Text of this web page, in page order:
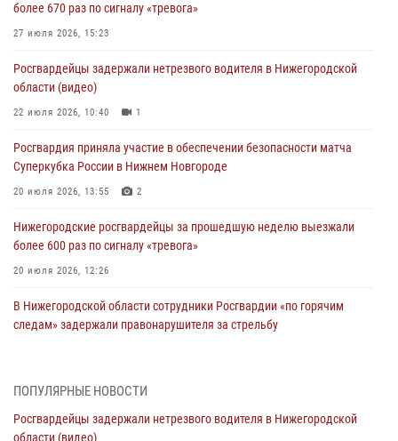
более 670 раз по сигналу «тревога»
27 июля 2026, 15:23
Росгвардейцы задержали нетрезвого водителя в Нижегородской
области (видео)
22 июля 2026, 10:40 1
Росгвардия приняла участие в обеспечении безопасности матча
Суперкубка России в Нижнем Новгороде
20 июля 2026, 13:55 2
Нижегородские росгвардейцы за прошедшую неделю выезжали
более 600 раз по сигналу «тревога»
20 июля 2026, 12:26
В Нижегородской области сотрудники Росгвардии «по горячим
следам» задержали правонарушителя за стрельбу
В Нижегородской области продолжаются мероприятия в рамках
16 июля 2026, 05:00
ПОПУЛЯРНЫЕ НОВОСТИ
Росгвардейцы задержали нетрезвого водителя в Нижегородской
области (видео)